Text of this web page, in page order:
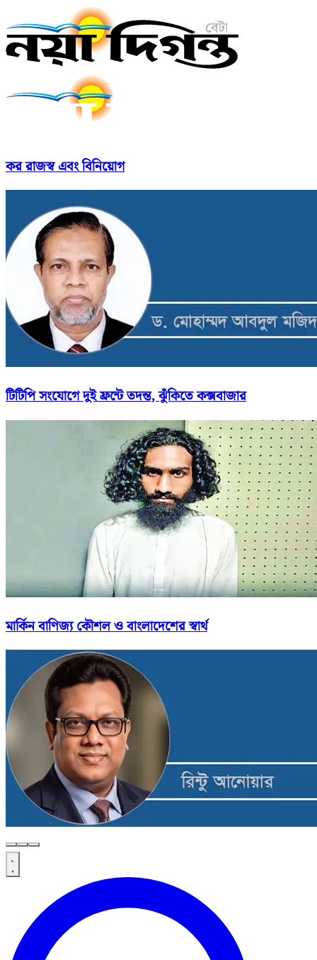
কর রাজস্ব এবং বিনিয়োগ
টিটিপি সংযোগে দুই ফ্রন্টে তদন্ত, ঝুঁকিতে কক্সবাজার
মার্কিন বাণিজ্য কৌশল ও বাংলাদেশের স্বার্থ